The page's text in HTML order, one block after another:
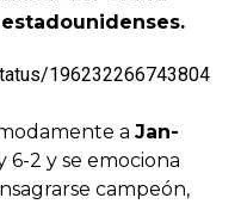
196232266743804
a Jan-
6-2 y se emociona
campeón,